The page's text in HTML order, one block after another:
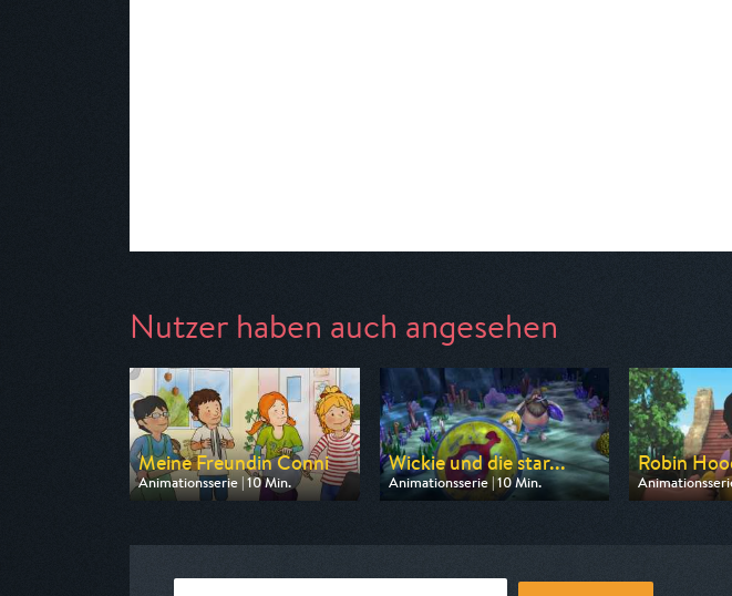
Nutzer haben auch angesehen
Meine Freundin Conni
Animationsserie | 10 Min.
Ausgestrahlt von ZDF
Wickie und die star...
Animationsserie | 10 Min.
Ausgestrahlt von ZDF
Robin
Ausgestrahlt